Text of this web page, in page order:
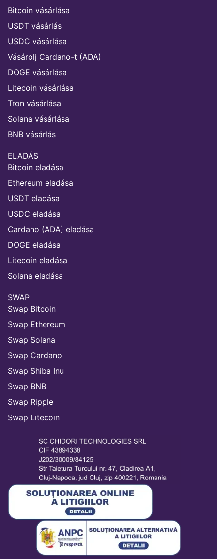
Bitcoin vásárlása
USDT vásárlás
USDC vásárlása
Vásárolj Cardano-t (ADA)
DOGE vásárlása
Litecoin vásárlása
Tron vásárlása
Solana vásárlása
BNB vásárlás
ELADÁS
Bitcoin eladása
Ethereum eladása
USDT eladása
USDC eladása
Cardano (ADA) eladása
DOGE eladása
Litecoin eladása
Solana eladása
SWAP
Swap Bitcoin
Swap Ethereum
Swap Solana
Swap Cardano
Swap Shiba Inu
Swap BNB
Swap Ripple
Swap Litecoin